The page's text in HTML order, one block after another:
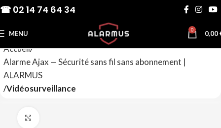
☎ 02 14 74 64 34
MENU 0 0,00
Accueil
Alarme Ajax — Sécurité sans fil sans abonnement |
ALARMUS
Vidéosurveillance